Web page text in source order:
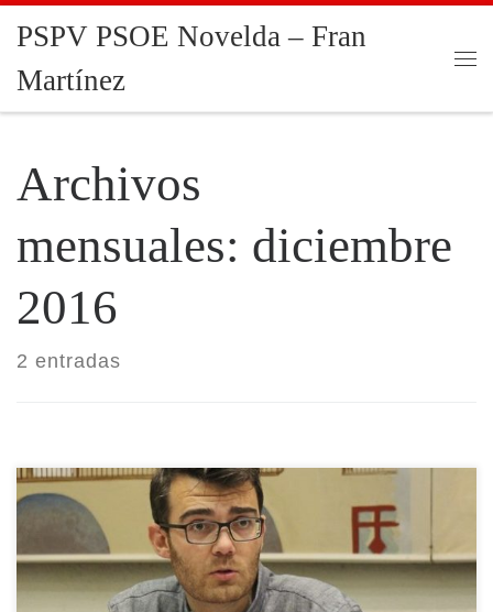
Saltar al contenido
PSPV PSOE Novelda – Fran
Martínez
Archivos
mensuales: diciembre
2016
2 entradas
El pasado mes de noviembre tuvo lugar el pleno
extraordinario de Presupuestos y Personal 2017. Para
ponernos en situación diré que estos puntos son muy